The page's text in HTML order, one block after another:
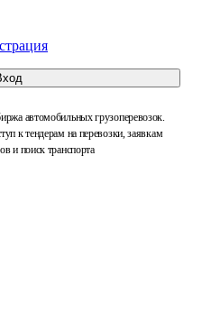
автомобильных грузоперевозок.
к тендерам на перевозки, заявкам
и поиск транспорта